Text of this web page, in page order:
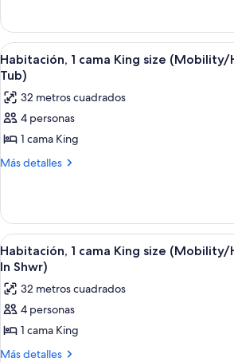
(Mobility/Hearing
Access,
Roll-
In
Shwr)
2
camas
matrimoniales
(Mobility/Hearing
Access,
Roll-
In
Abrir
todas
las
fotos
de
Habitación,
1
size
(Mobility/Hearing
Accessible,
Tub)
4
Habitación, 1 cama King size (Mobility/
Tub)
32 metros cuadrados
4 personas
1 cama King
Más detalles
Más
1
cama
King
size
(Mobility/Hearing
Accessible,
Tub)
Abrir
todas
las
fotos
de
Habitación,
1
4
Habitación, 1 cama King size (Mobility/
In Shwr)
32 metros cuadrados
4 personas
1 cama King
Más detalles
Más